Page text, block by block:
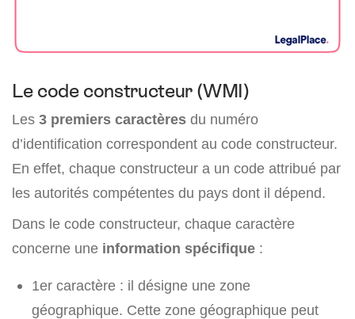
Le code constructeur (WMI)
Les 3 premiers caractères du numéro
d’identification correspondent au code constructeur.
En effet, chaque constructeur a un code attribué par
les autorités compétentes du pays dont il dépend.
Dans le code constructeur, chaque caractère
concerne une information spécifique :
1er caractère : il désigne une zone
géographique. Cette zone géographique peut